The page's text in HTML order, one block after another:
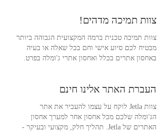
צוות תמיכה מדהים!
צוות תמיכה טכנית ברמה המקצועית הגבוהה ביותר
מבטיח לכם סיוע אישי וחם בכל שאלה או בעיה
באחסון אתרים בכלל ואחסון אתרי ג'ומלה בפרט.
העברת האתר אלינו חינם
צוות Jetla לוקח על עצמו להעביר את אתר
הג'ומלה שלכם מכל אחסון אחר למערך אחסון
האתרים של Jetla. תהליך חלק, מקצועי ובעיקר -